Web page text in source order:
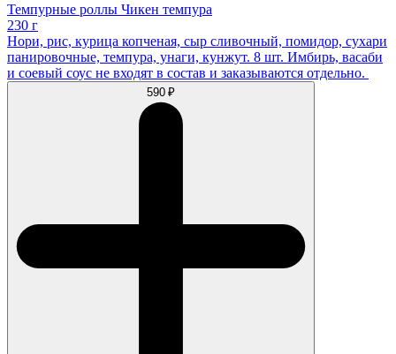
Темпурные роллы Чикен темпура
230 г
Нори, рис, курица копченая, сыр сливочный, помидор, сухари
панировочные, темпура, унаги, кунжут. 8 шт. Имбирь, васаби
и соевый соус не входят в состав и заказываются отдельно.
590 ₽